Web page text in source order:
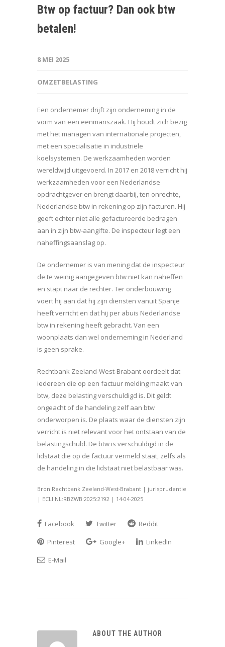
Btw op factuur? Dan ook btw
betalen!
8 MEI 2025
OMZETBELASTING
Een ondernemer drijft zijn onderneming in de
vorm van een eenmanszaak. Hij houdt zich bezig
met het managen van internationale projecten,
met een specialisatie in industriële
koelsystemen. De werkzaamheden worden
wereldwijd uitgevoerd. In 2017 en 2018 verricht hij
werkzaamheden voor een Nederlandse
opdrachtgever en brengt daarbij, ten onrechte,
Nederlandse btw in rekening op zijn facturen. Hij
geeft echter niet alle gefactureerde bedragen
aan in zijn btw-aangifte. De inspecteur legt een
naheffingsaanslag op.
De ondernemer is van mening dat de inspecteur
de te weinig aangegeven btw niet kan naheffen
en stapt naar de rechter. Ter onderbouwing
voert hij aan dat hij zijn diensten vanuit Spanje
heeft verricht en dat hij per abuis Nederlandse
btw in rekening heeft gebracht. Van een
woonplaats dan wel onderneming in Nederland
is geen sprake.
Rechtbank Zeeland-West-Brabant oordeelt dat
iedereen die op een factuur melding maakt van
btw, deze belasting verschuldigd is. Dit geldt
ongeacht of de handeling zelf aan btw
onderworpen is. De plaats waar de diensten zijn
verricht is niet relevant voor het ontstaan van de
belastingschuld. De btw is verschuldigd in de
lidstaat die op de factuur vermeld staat, zelfs als
de handeling in die lidstaat niet belastbaar was.
Bron:Rechtbank Zeeland-West-Brabant | jurisprudentie
| ECLI:NL:RBZWB:2025:2192 | 14-04-2025
Facebook Twitter
Reddit
Pinterest
Google+
LinkedIn
E-Mail
ABOUT THE AUTHOR